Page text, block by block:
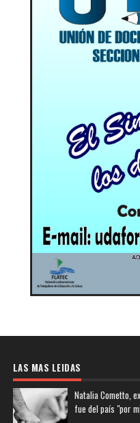
LAS MAS LEIDAS
Natalia Cometto,
fue del país "por